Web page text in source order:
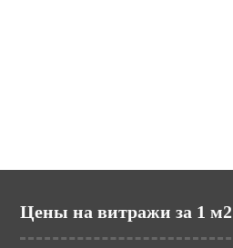
Цены на витражи за 1 м2